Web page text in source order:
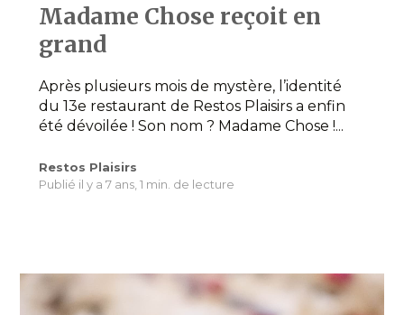
Madame Chose reçoit en
grand
Après plusieurs mois de mystère, l’identité
du 13e restaurant de Restos Plaisirs a enfin
été dévoilée ! Son nom ? Madame Chose !...
Restos Plaisirs
Publié il y a 7 ans, 1 min. de lecture